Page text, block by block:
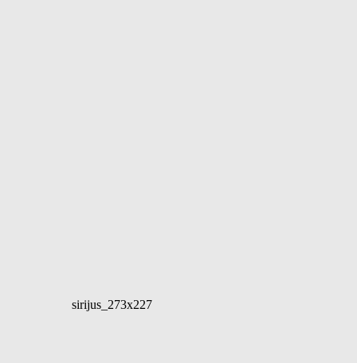
sirijus_273x227